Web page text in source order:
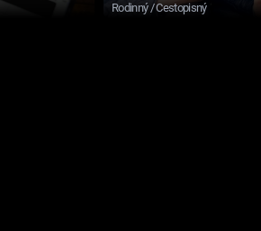
Rodinný / Cestopisný